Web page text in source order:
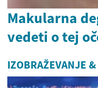
Makularna
vedeti o tej
IZOBRAŽEVANJE